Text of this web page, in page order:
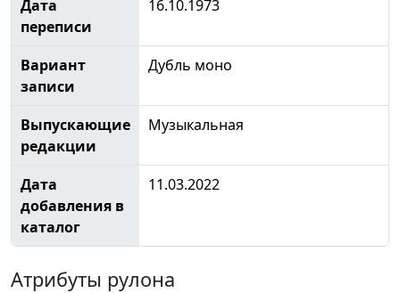
Дата
переписи
16.10.1973
Вариант
записи
Дубль моно
Выпускающие
редакции
Музыкальная
Дата
добавления в
каталог
11.03.2022
Атрибуты рулона